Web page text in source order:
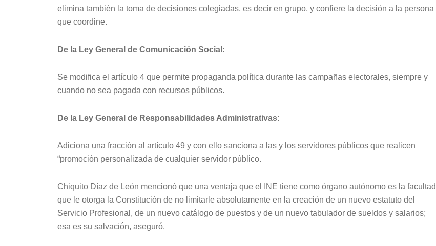
elimina también la toma de decisiones colegiadas, es decir en grupo, y confiere la decisión a la persona
que coordine.
De la Ley General de Comunicación Social:
Se modifica el artículo 4 que permite propaganda política durante las campañas electorales, siempre y
cuando no sea pagada con recursos públicos.
De la Ley General de Responsabilidades Administrativas:
Adiciona una fracción al artículo 49 y con ello sanciona a las y los servidores públicos que realicen
“promoción personalizada de cualquier servidor público.
Chiquito Díaz de León mencionó que una ventaja que el INE tiene como órgano autónomo es la facultad
que le otorga la Constitución de no limitarle absolutamente en la creación de un nuevo estatuto del
Servicio Profesional, de un nuevo catálogo de puestos y de un nuevo tabulador de sueldos y salarios;
esa es su salvación, aseguró.